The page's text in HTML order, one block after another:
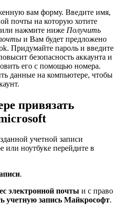
вам форму. Введите имя,
почты на которую хотите
или нажмите ниже Получить
и Вам будет предложено
Придумайте пароль и введите
безопасность аккаунта и
его с помощью номера.
данные на компьютере, чтобы
привязать
учетной записи
ноутбуке перейдите в
.
электронной почты и с право
учетную запись Майкрософт.